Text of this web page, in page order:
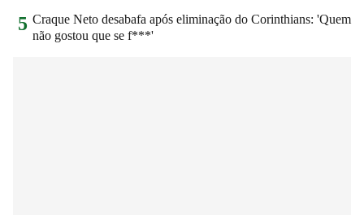
5 Craque Neto desabafa após eliminação do Corinthians: 'Quem
não gostou que se f***'